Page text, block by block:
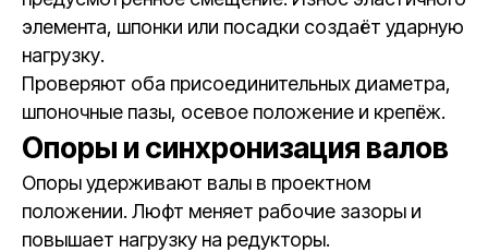
элемента, шпонки или посадки создаёт ударную
нагрузку.
Проверяют оба присоединительных диаметра,
шпоночные пазы, осевое положение и крепёж.
Опоры и синхронизация валов
Опоры удерживают валы в проектном
положении. Люфт меняет рабочие зазоры и
повышает нагрузку на редукторы.